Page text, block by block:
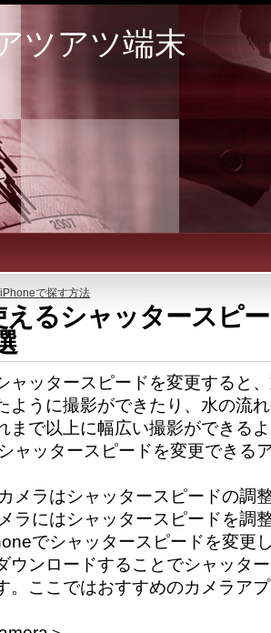
ツアツ端末
で探す方法
るシャッタースピ
ャッタースピードを変更すると
ように撮影ができたり、水の流
まで以上に幅広い撮影ができる
ャッタースピードを変更できる
メラはシャッタースピードの調
ラにはシャッタースピードを調
でシャッタースピードを変更
ウンロードすることでシャッタ
。ここではおすすめのカメラア